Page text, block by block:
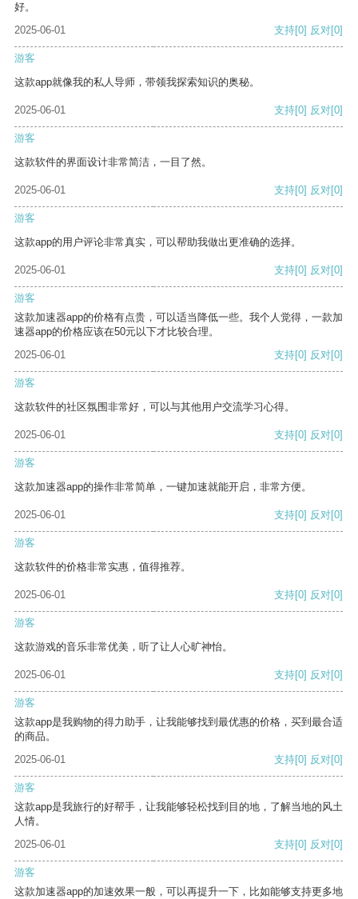
好。
2025-06-01
支持[0] 反对[0]
游客
这款app就像我的私人导师，带领我探索知识的奥秘。
2025-06-01 支持[0] 反对[0]
游客
这款软件的界面设计非常简洁，一目了然。
2025-06-01 支持[0] 反对[0]
游客
这款app的用户评论非常真实，可以帮助我做出更准确的选择。
2025-06-01 支持[0] 反对[0]
游客
这款加速器app的价格有点贵，可以适当降低一些。我个人觉得，一款加
速器app的价格应该在50元以下才比较合理。
2025-06-01
支持[0] 反对[0]
游客
这款软件的社区氛围非常好，可以与其他用户交流学习心得。
2025-06-01 支持[0] 反对[0]
游客
这款加速器app的操作非常简单，一键加速就能开启，非常方便。
2025-06-01 支持[0] 反对[0]
游客
这款软件的价格非常实惠，值得推荐。
2025-06-01 支持[0] 反对[0]
游客
这款游戏的音乐非常优美，听了让人心旷神怡。
2025-06-01 支持[0] 反对[0]
游客
这款app是我购物的得力助手，让我能够找到最优惠的价格，买到最合适
的商品。
2025-06-01
支持[0] 反对[0]
游客
这款app是我旅行的好帮手，让我能够轻松找到目的地，了解当地的风土
人情。
2025-06-01
支持[0] 反对[0]
游客
这款加速器app的加速效果一般，可以再提升一下，比如能够支持更多地